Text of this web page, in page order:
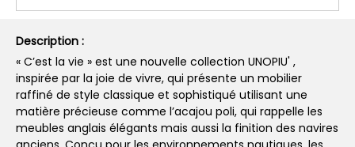
Description :
« C’est la vie » est une nouvelle collection UNOPIU' ,
inspirée par la joie de vivre, qui présente un mobilier
raffiné de style classique et sophistiqué utilisant une
matière précieuse comme l’acajou poli, qui rappelle les
meubles anglais élégants mais aussi la finition des navires